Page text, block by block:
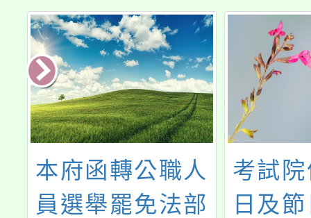
考試院依「紀念
日及節日實施條
修正
府及